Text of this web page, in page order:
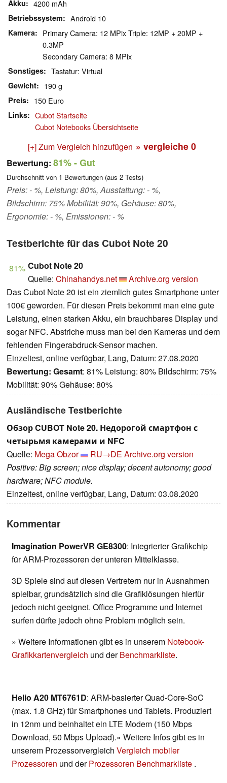
Akku 4200 mAh
Betriebssystem Android 10
Kamera
Primary Camera: 12 MPix Triple: 12MP + 20MP +
0.3MP
Secondary Camera: 8 MPix
Sonstiges Tastatur: Virtual
Gewicht 190 g
Preis 150 Euro
Links
Cubot Startseite
Cubot Notebooks Übersichtseite
[+] Zum Vergleich hinzufügen » vergleiche 0
Bewertung: 81%- Gut
Durchschnitt von 1 Bewertungen (aus 2 Tests)
Preis: - %, Leistung: 80%, Ausstattung: - %,
Bildschirm: 75% Mobilität: 90%, Gehäuse: 80%,
Ergonomie: - %, Emissionen: - %
Testberichte für das Cubot Note 20
81% Cubot Note 20
Quelle: Chinahandys.net
Archive.org version
Das Cubot Note 20 ist ein ziemlich gutes Smartphone unter
100€ geworden. Für diesen Preis bekommt man eine gute
Leistung, einen starken Akku, ein brauchbares Display und
sogar NFC. Abstriche muss man bei den Kameras und dem
fehlenden Fingerabdruck-Sensor machen.
Einzeltest, online verfügbar, Lang, Datum: 27.08.2020
Bewertung: Gesamt: 81% Leistung: 80% Bildschirm: 75%
Mobilität: 90% Gehäuse: 80%
Ausländische Testberichte
Обзор CUBOT Note 20. Недорогой смартфон с
четырьмя камерами и NFC
Quelle: Mega Obzor RU→DE Archive.org version
Positive: Big screen; nice display; decent autonomy; good
hardware; NFC module.
Einzeltest, online verfügbar, Lang, Datum: 03.08.2020
Kommentar
Imagination PowerVR GE8300: Integrierter Grafikchip
für ARM-Prozessoren der unteren Mittelklasse.
3D Spiele sind auf diesen Vertretern nur in Ausnahmen
spielbar, grundsätzlich sind die Grafiklösungen hierfür
jedoch nicht geeignet. Office Programme und Internet
surfen dürfte jedoch ohne Problem möglich sein.
» Weitere Informationen gibt es in unserem Notebook-
Grafikkartenvergleich und derBenchmarkliste.
Helio A20 MT6761D: ARM-basierter Quad-Core-SoC
(max. 1.8 GHz) für Smartphones und Tablets. Produziert
in 12nm und beinhaltet ein LTE Modem (150 Mbps
Download, 50 Mbps Upload).» Weitere Infos gibt es in
unserem Prozessorvergleich Vergleich mobiler
Prozessoren und derProzessoren Benchmarkliste .